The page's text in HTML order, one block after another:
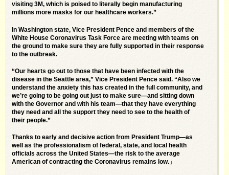
visiting 3M, which is poised to literally begin manufacturing
millions more masks for our healthcare workers.”
In Washington state, Vice President Pence and members of the
White House Coronavirus Task Force are meeting with teams on
the ground to make sure they are fully supported in their response
to the outbreak.
“Our hearts go out to those that have been infected with the
disease in the Seattle area,” Vice President Pence said. “Also we
understand the anxiety this has created in the full community, and
we’re going to be going out just to make sure—and sitting down
with the Governor and with his team—that they have everything
they need and all the support they need to see to the health of
their people.”
Thanks to early and decisive action from President Trump—as
well as the professionalism of federal, state, and local health
officials across the United States—the risk to the average
American of contracting the Coronavirus remains low.」